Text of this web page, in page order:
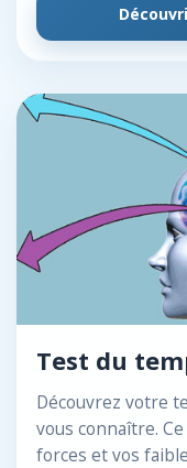
Test du
Découvrez votre
vous connaître.
forces et vos